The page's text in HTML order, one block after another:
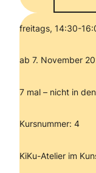
freitags, 14:30-
ab 7. November
7 mal – nicht in
Kursnummer: 4
KiKu-Atelier im